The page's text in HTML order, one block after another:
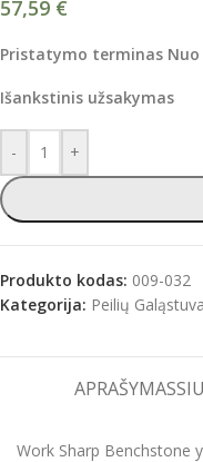
57,59 €
Pristatymo terminas Nuo
Išankstinis užsakymas
- +
Produkto kodas: 009-032
Kategorija: Peilių
APRAŠYMAS
Work Sharp Benchstone